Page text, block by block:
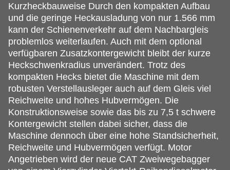
Kurzheckbauweise Durch den kompakten Aufbau
und die geringe Heckausladung von nur 1.566 mm
kann der Schienenverkehr auf dem Nachbargleis
problemlos weiterlaufen. Auch mit dem optional
verfügbaren Zusatzkontergewicht bleibt der kurze
Heckschwenkradius unverändert. Trotz des
kompakten Hecks bietet die Maschine mit dem
robusten Verstellausleger auch auf dem Gleis viel
Reichweite und hohes Hubvermögen. Die
Konstruktionsweise sowie das bis zu 7,5 t schwere
Kontergewicht stellen dabei sicher, dass die
Maschine dennoch über eine hohe Standsicherheit,
Reichweite und Hubvermögen verfügt. Motor
Angetrieben wird der neue CAT Zweiwegebagger